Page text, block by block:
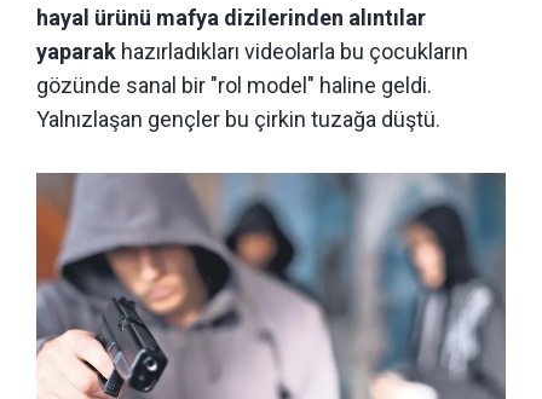
hayal ürünü mafya dizilerinden alıntılar
yaparak hazırladıkları videolarla bu çocukların
gözünde sanal bir "rol model" haline geldi.
Yalnızlaşan gençler bu çirkin tuzağa düştü.